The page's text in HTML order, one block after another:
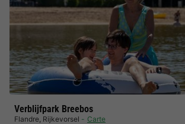
Verblijfpark Breebos
Flandre, Rijkevorsel Carte